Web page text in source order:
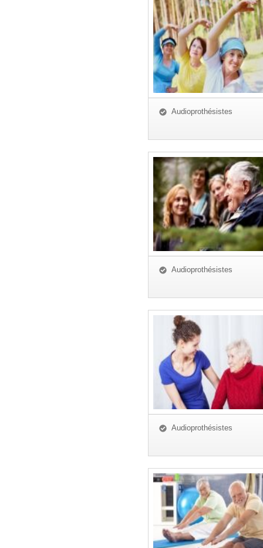
Audioprothésistes
Audioprothésistes
Audioprothésistes